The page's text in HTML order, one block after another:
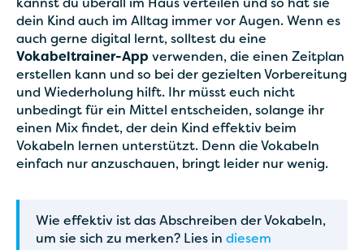
kannst du überall im Haus verteilen und so hat sie
dein Kind auch im Alltag immer vor Augen. Wenn es
auch gerne digital lernt, solltest du eine
Vokabeltrainer-App verwenden, die einen Zeitplan
erstellen kann und so bei der gezielten Vorbereitung
und Wiederholung hilft. Ihr müsst euch nicht
unbedingt für ein Mittel entscheiden, solange ihr
einen Mix findet, der dein Kind effektiv beim
Vokabeln lernen unterstützt. Denn die Vokabeln
einfach nur anzuschauen, bringt leider nur wenig.
Wie effektiv ist das Abschreiben der Vokabeln,
um sie sich zu merken? Lies in diesem